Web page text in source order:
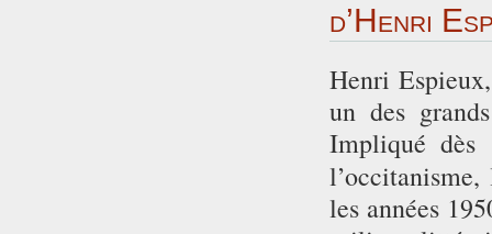
d’Henri
Henri
un des
Impliqué dès
les années